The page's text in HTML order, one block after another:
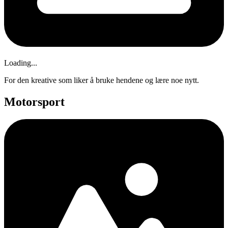
Loading...
For den kreative som liker å bruke hendene og lære noe nytt.
Motorsport